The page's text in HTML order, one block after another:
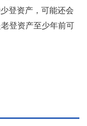
登资产，可能还会
登资产至少年前可